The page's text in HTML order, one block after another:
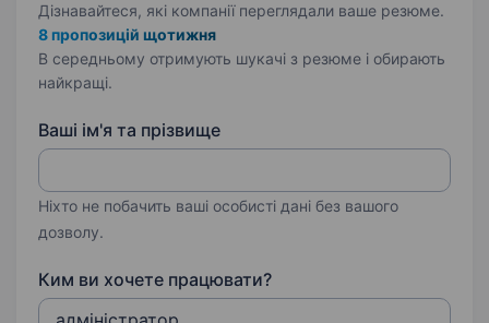
Дізнавайтеся, які компанії переглядали ваше резюме.
8 пропозицій щотижня
В середньому отримують шукачі з резюме і обирають
найкращі.
Ваші ім'я та прізвище
Ніхто не побачить ваші особисті дані без вашого
дозволу.
Ким ви хочете працювати?